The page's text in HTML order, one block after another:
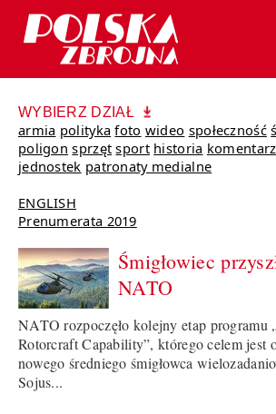
WYBIERZ DZIAŁ
armia polityka foto wideo społeczność
poligon sprzęt sport historia
jednostek patronaty medialne
ENGLISH
Prenumerata 2019
Śmigłowiec
NATO
NATO rozpoczęło kolejny etap programu
Rotorcraft Capability”, którego celem jest
nowego średniego śmigłowca
Sojus...